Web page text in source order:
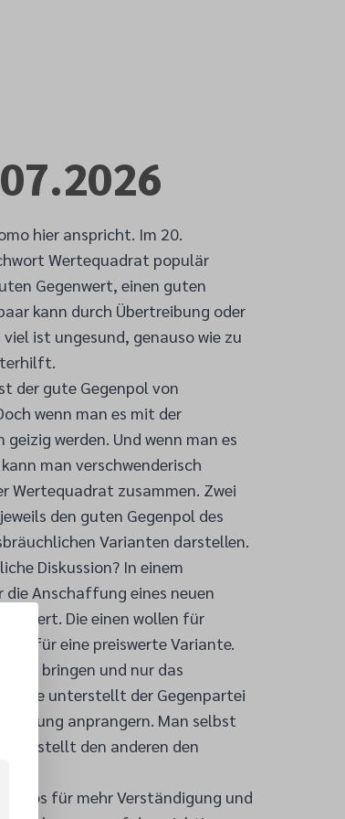
hier anspricht. Im 20.
Wertequadrat populär
Gegenwert, einen guten
kann durch Übertreibung oder
ist ungesund, genauso wie zu
der gute Gegenpol von
wenn man es mit der
werden. Und wenn man es
man verschwenderisch
Wertequadrat zusammen. Zwei
den guten Gegenpol des
Varianten darstellen.
Diskussion? In einem
Anschaffung eines neuen
Die einen wollen für
für eine preiswerte Variante.
bringen und nur das
unterstellt der Gegenpartei
anprangern. Man selbst
den anderen den
für mehr Verständigung und